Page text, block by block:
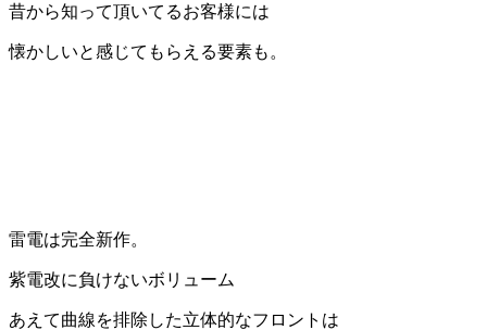
昔から知って頂いてるお客様には
懐かしいと感じてもらえる要素も。
雷電は完全新作。
紫電改に負けないボリューム
あえて曲線を排除した立体的なフロントは